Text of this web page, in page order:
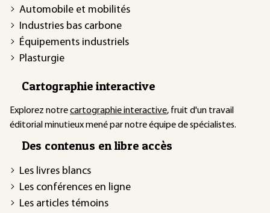
Automobile et mobilités
Industries bas carbone
Équipements industriels
Plasturgie
Cartographie interactive
Explorez notrecartographie interactive, fruit d'un travail
éditorial minutieux mené par notre équipe de spécialistes.
Des contenus en libre accès
Les livres blancs
Les conférences en ligne
Les articles témoins